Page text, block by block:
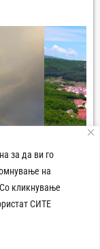
за да ви го
на
кликнување
СИТЕ
Хисар